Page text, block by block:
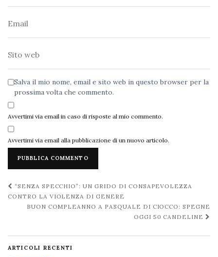
Salva il mio nome, email e sito web in questo browser per la
prossima volta che commento.
Avvertimi via email in caso di risposte al mio commento.
Avvertimi via email alla pubblicazione di un nuovo articolo.
Navigazione
post
“SENZA SPECCHIO”: UN GRIDO DI CONSAPEVOLEZZA
CONTRO LA VIOLENZA DI GENERE
BUON COMPLEANNO A PASQUALE DI CIOCCO: SPEGNE
OGGI 50 CANDELINE
ARTICOLI RECENTI